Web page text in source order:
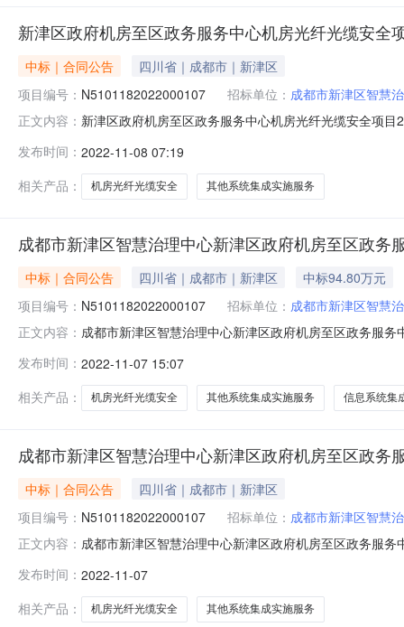
新津区政府机房至区政务服务中心机房光纤光缆安全
中标｜合同公告
四川省｜成都市｜新津区
项目编号： N5101182022000107 招标单位： 成都市新津区智慧
正文内容： 新津区政府机房至区政务服务中心机房光纤光缆安全项
都市新津区西创大道1616号区政务服务中心三楼联系方
发布时间： 2022-11-08 07:19
相关产品：
机房光纤光缆安全 其他系统集成实施服务
成都市新津区智慧治理中心新津区政府机房至区政
中标｜合同公告 四川省｜成都市｜新津区
中标94.80万元
项目编号： N5101182022000107 招标单位： 成都市新津区智慧
正文内容： 成都市新津区智慧治理中心新津区政府机房至区政务服
市新津区智慧治理中心地址：成都市新津区西创大道
发布时间： 2022-11-07 15:07
相关产品：
机房光纤光缆安全 其他系统集成实施服务 信息系统集
成都市新津区智慧治理中心新津区政府机房至区政
中标｜合同公告
四川省｜成都市｜新津区
项目编号： N5101182022000107 招标单位： 成都市新津区智慧
正文内容： 成都市新津区智慧治理中心新津区政府机房至区政务服
N5101182022000107四、项目名称：新津区政府机房至
道161
发布时间： 2022-11-07
相关产品：
机房光纤光缆安全 其他系统集成实施服务